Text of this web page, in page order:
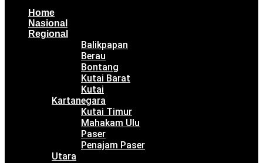
Home
Nasional
Regional
Balikpapan
Berau
Bontang
Kutai Barat
Kutai
Kartanegara
Kutai Timur
Mahakam Ulu
Paser
Penajam Paser
Utara